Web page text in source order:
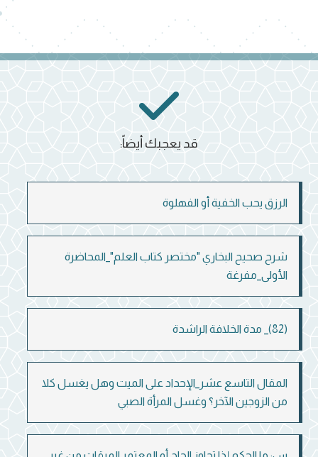
الرزق يحب الخفية أو الفهلوة
شرح صحيح البخاري "مختصر كتاب العلم"_المحاضرة
الأولى_مفرغة
(82)_ مدة الخلافة الراشدة
المقال التاسع عشر_الإحداد على الميت وهل يغسل كلا
من الزوجين الآخر؟ وغسل المرأة الصبي
قد يعجبك أيضاً: